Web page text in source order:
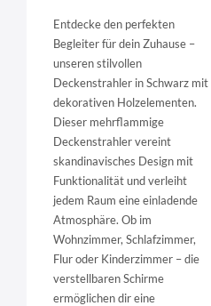
Entdecke den perfekten
Begleiter für dein Zuhause –
unseren stilvollen
Deckenstrahler in Schwarz mit
dekorativen Holzelementen.
Dieser mehrflammige
Deckenstrahler vereint
skandinavisches Design mit
Funktionalität und verleiht
jedem Raum eine einladende
Atmosphäre. Ob im
Wohnzimmer, Schlafzimmer,
Flur oder Kinderzimmer – die
verstellbaren Schirme
ermöglichen dir eine